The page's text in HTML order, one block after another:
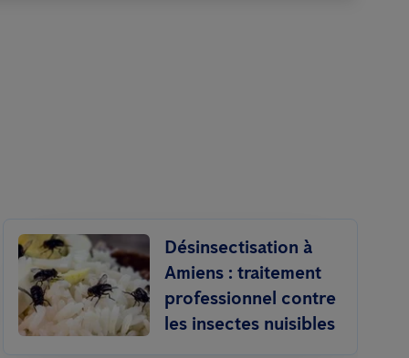
Désinsectisation à
Amiens : traitement
professionnel contre
les insectes nuisibles